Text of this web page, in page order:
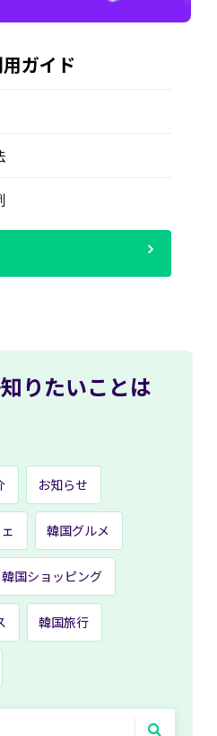
ガイド
りたいことは
お知らせ
韓国グルメ
韓国ショッピング
韓国旅行